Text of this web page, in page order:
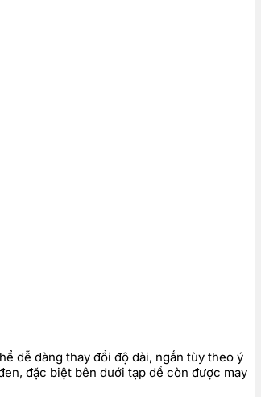
dễ dàng thay đổi độ dài, ngắn tùy theo ý
đặc biệt bên dưới tạp dề còn được may